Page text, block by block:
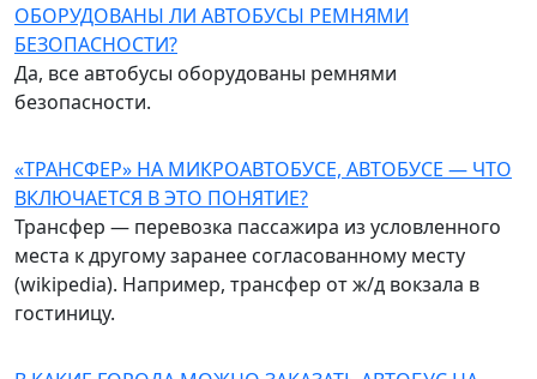
ОБОРУДОВАНЫ ЛИ АВТОБУСЫ РЕМНЯМИ
БЕЗОПАСНОСТИ?
Да, все автобусы оборудованы ремнями
безопасности.
«ТРАНСФЕР» НА МИКРОАВТОБУСЕ, АВТОБУСЕ — ЧТО
ВКЛЮЧАЕТСЯ В ЭТО ПОНЯТИЕ?
Трансфер — перевозка пассажира из условленного
места к другому заранее согласованному месту
(wikipedia). Например, трансфер от ж/д вокзала в
гостиницу.